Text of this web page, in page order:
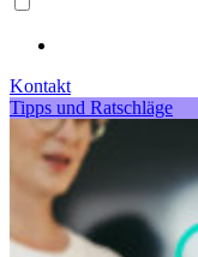
Kontakt
Tipps und Ratschläge